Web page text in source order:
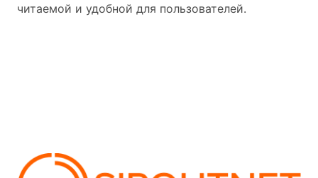
читаемой и удобной для пользователей.